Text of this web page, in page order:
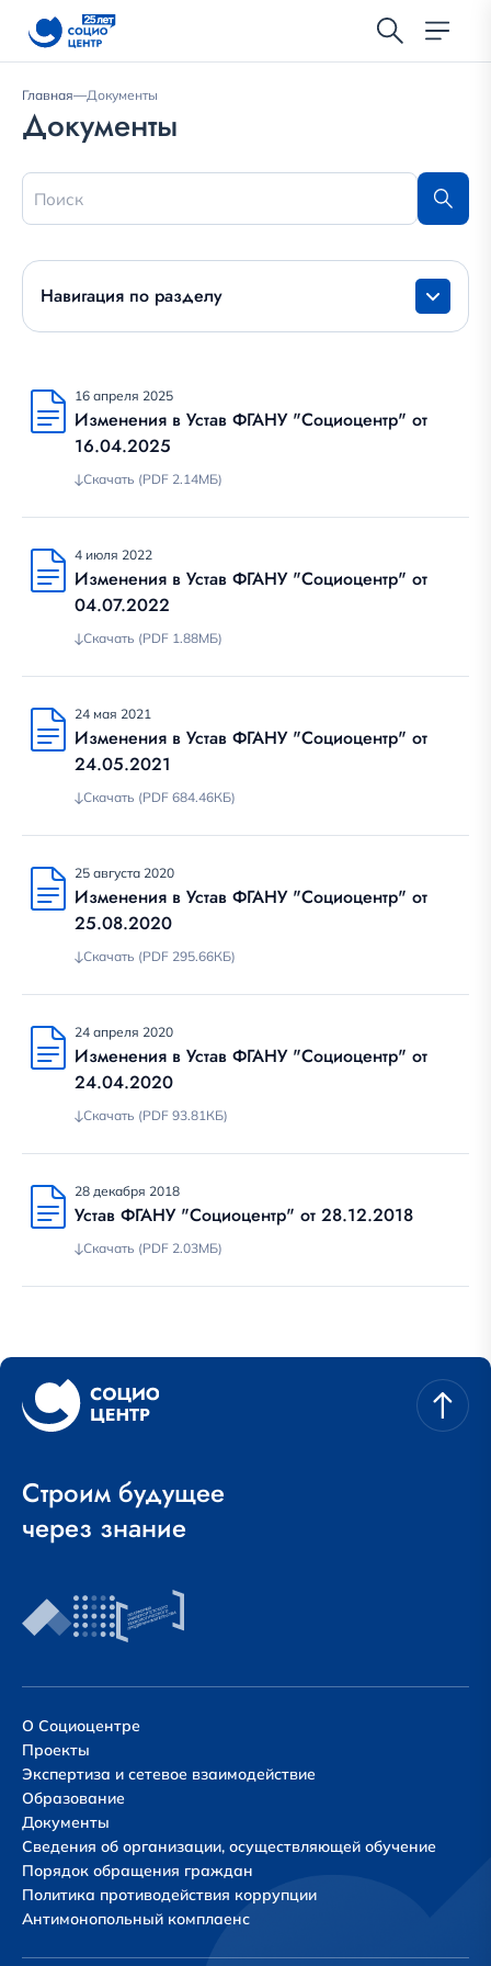
Главная—Документы
Документы
Навигация по разделу
16 апреля 2025
Изменения в Устав ФГАНУ "Социоцентр" от
16.04.2025
Скачать (PDF 2.14МБ)
4 июля 2022
Изменения в Устав ФГАНУ "Социоцентр" от
04.07.2022
Скачать (PDF 1.88МБ)
24 мая 2021
Изменения в Устав ФГАНУ "Социоцентр" от
24.05.2021
Скачать (PDF 684.46КБ)
25 августа 2020
Изменения в Устав ФГАНУ "Социоцентр" от
25.08.2020
Скачать (PDF 295.66КБ)
24 апреля 2020
Изменения в Устав ФГАНУ "Социоцентр" от
24.04.2020
Скачать (PDF 93.81КБ)
28 декабря 2018
Устав ФГАНУ "Социоцентр" от 28.12.2018
Скачать (PDF 2.03МБ)
Строим будущее
через знание
О Социоцентре
Проекты
Экспертиза и сетевое взаимодействие
Образование
Документы
Сведения об организации, осуществляющей обучение
Порядок обращения граждан
Политика противодействия коррупции
Антимонопольный комплаенс